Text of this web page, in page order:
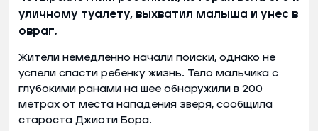
уличному туалету, выхватил малыша и унес в
овраг.
Жители немедленно начали поиски, однако не
успели спасти ребенку жизнь. Тело мальчика с
глубокими ранами на шее обнаружили в 200
метрах от места нападения зверя, сообщила
староста Джиоти Бора.